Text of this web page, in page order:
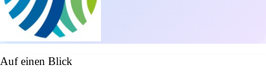
Auf einen Blick